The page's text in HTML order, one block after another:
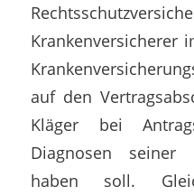
Krankenversicherer
auf den
Kläger bei
Diagnosen seiner
haben soll.